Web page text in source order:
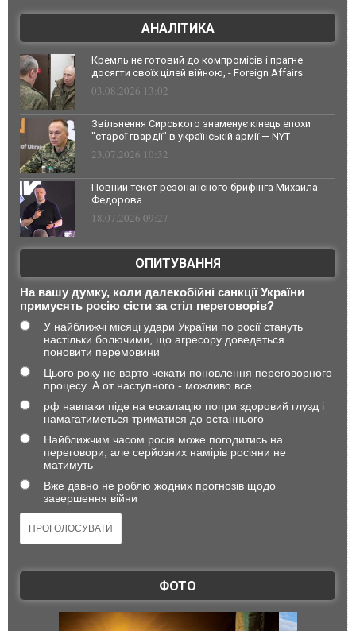
АНАЛІТИКА
Кремль не готовий до компромісів і прагне
досягти своїх цілей війною, - Foreign Affairs
03.08.2026 13:02
Звільнення Сирського знаменує кінець епохи
"старої гвардії" в українській армії — NYT
23.07.2026 10:32
Повний текст резонансного брифінга Михайла
Федорова
18.07.2026 09:27
ОПИТУВАННЯ
На вашу думку, коли далекобійні санкції України
примусять росію сісти за стіл переговорів?
У найближчі місяці удари України по росії стануть
настільки болючими, що агресору доведеться
поновити перемовини
Цього року не варто чекати поновлення переговорного
процесу. А от наступного - можливо все
рф навпаки піде на ескалацію попри здоровий глузд і
намагатиметься триматися до останнього
Найближчим часом росія може погодитись на
переговори, але серйозних намірів росіяни не
матимуть
Вже давно не роблю жодних прогнозів щодо
завершення війни
ФОТО